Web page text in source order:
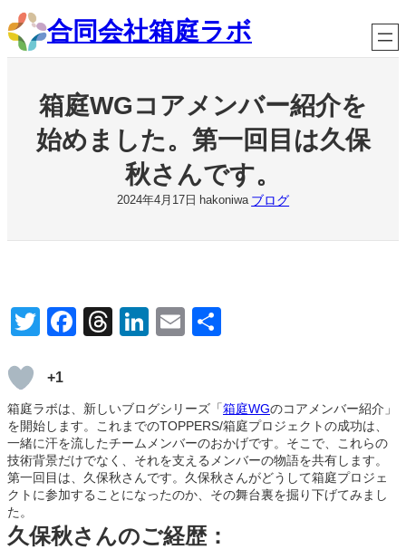
内
容
を
合同会社箱庭ラボ
箱庭WGコアメンバー紹介を
始めました。第一回目は久保
秋さんです。
2024年4月17日 hakoniwa ブログ
T
tt
er
F
e
b
o
o
k
T
a
d
s
Li
e
dI
n
E
+1
箱庭ラボは、新しいブログシリーズ「箱庭WGのコアメンバー紹介」
を開始します。これまでのTOPPERS/箱庭プロジェクトの成功は、
一緒に汗を流したチームメンバーのおかげです。そこで、これらの
技術背景だけでなく、それを支えるメンバーの物語を共有します。
第一回目は、久保秋さんです。久保秋さんがどうして箱庭プロジェ
クトに参加することになったのか、その舞台裏を掘り下げてみまし
た。
久保秋さんのご経歴：